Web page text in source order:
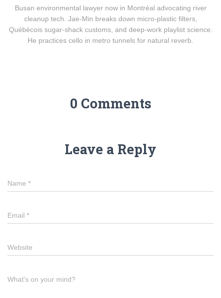
Busan environmental lawyer now in Montréal advocating river
cleanup tech. Jae-Min breaks down micro-plastic filters,
Québécois sugar-shack customs, and deep-work playlist science.
He practices cello in metro tunnels for natural reverb.
0 Comments
Leave a Reply
Name *
Email *
Website
What's on your mind?